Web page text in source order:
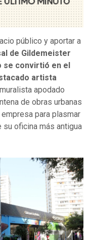
público y aportar a
de Gildemeister
se convirtió en el
artista
apodado
de obras urbanas
para plasmar
oficina más antigua